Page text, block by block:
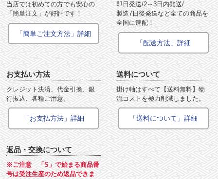
当店では初めての方でも安心の
「簡単注文」が好評です！
「簡単ご注文方法」詳細
即日発送/2～3日内発送/
製造7日後発送など全ての商品を
全国に速配！
「配送方法」詳細
お支払い方法
クレジット決済、代金引換、銀
行振込、各種ご用意。
「お支払方法」詳細
送料について
掛け軸はすべて【送料無料】物
流コストを極力削減しました。
「送料について」詳細
返品・交換について
※ご注意 「S」で始まる商品番
号は受注生産のため返品できま